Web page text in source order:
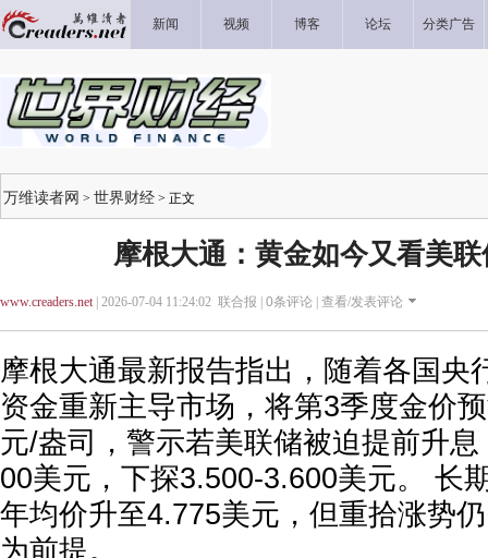
新闻 视频 博客 论坛 分类广告
万维读者网 > 世界财经 > 正文
摩根大通：黄金如今又看美
www.creaders.net| 2026-07-04 11:24:02 联合报 | 0条评论 | 查看/发表评论
摩根大通最新报告指出，随着各国央
资金重新主导市场，将第3季度金价
元/盎司，警示若美联储被迫提前升
00美元，下探3.500-3.600美元。 长
年均价升至4.775美元，但重拾涨势
为前提。